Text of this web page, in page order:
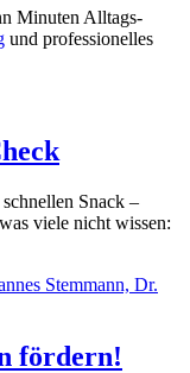
Minuten Alltags-
und professionelles
Snack –
viele nicht wissen:
fördern!